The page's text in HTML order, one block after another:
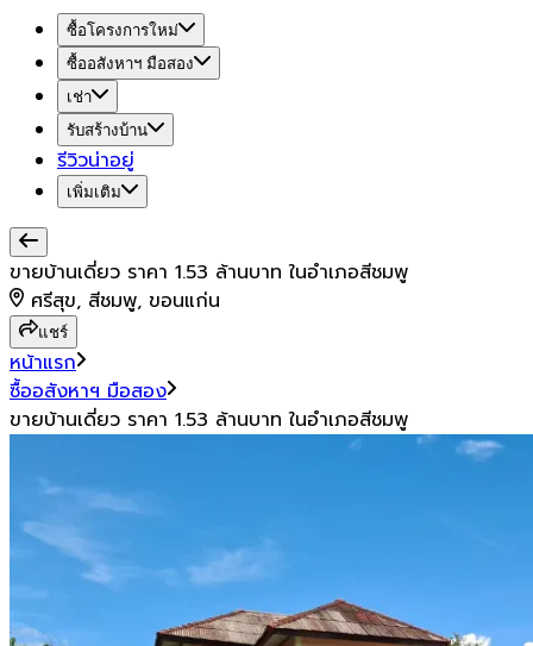
ซื้อโครงการใหม่
ซื้ออสังหาฯ มือสอง
เช่า
รับสร้างบ้าน
รีวิวน่าอยู่
เพิ่มเติม
ขายบ้านเดี่ยว ราคา 1.53 ล้านบาท ในอำเภอสีชมพู
ศรีสุข, สีชมพู, ขอนแก่น
แชร์
หน้าแรก
ซื้ออสังหาฯ มือสอง
ขายบ้านเดี่ยว ราคา 1.53 ล้านบาท ในอำเภอสีชมพู